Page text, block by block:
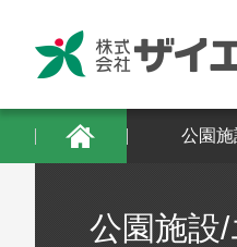
公園
公園施設